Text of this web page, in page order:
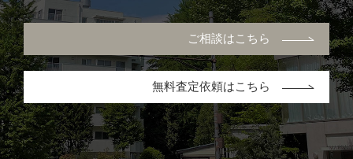
ご相談はこちら
無料査定依頼はこちら